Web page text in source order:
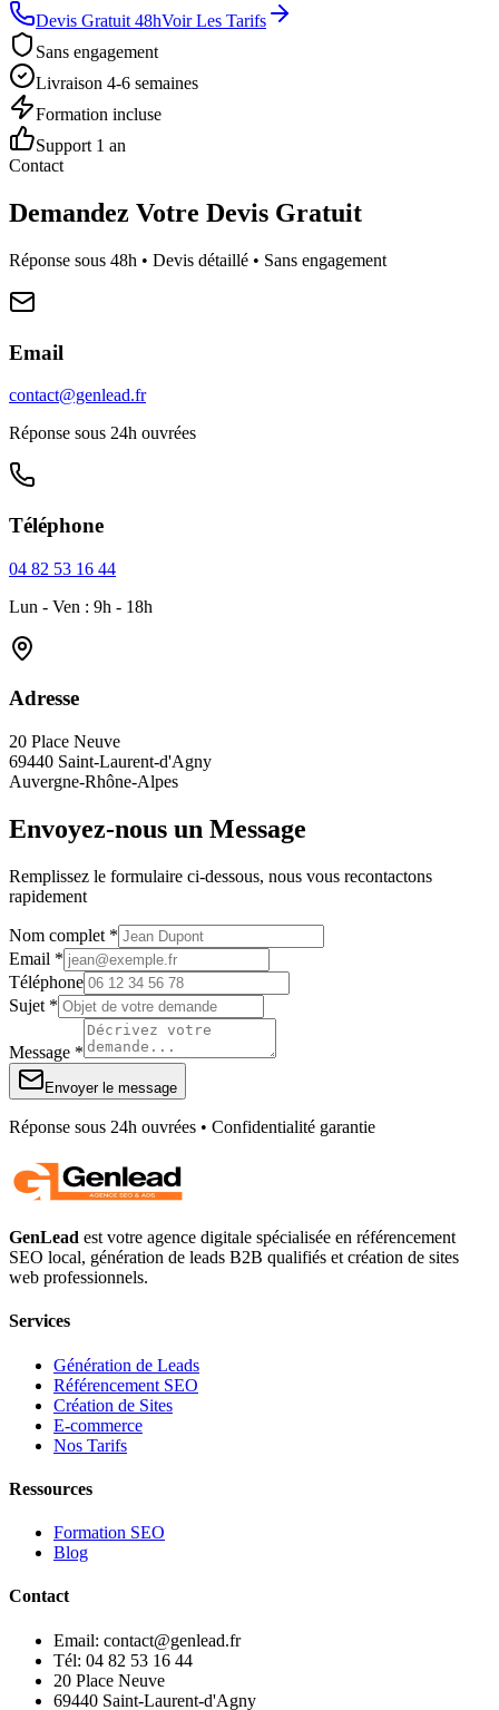
Devis Gratuit 48hVoir Les Tarifs
Sans engagement
Livraison 4-6 semaines
Formation incluse
Support 1 an
Contact
Demandez Votre Devis Gratuit
Réponse sous 48h • Devis détaillé • Sans engagement
Email
contact@genlead.fr
Réponse sous 24h ouvrées
Téléphone
04 82 53 16 44
Lun - Ven : 9h - 18h
Adresse
20 Place Neuve
69440 Saint-Laurent-d'Agny
Auvergne-Rhône-Alpes
Envoyez-nous un Message
Remplissez le formulaire ci-dessous, nous vous recontactons
rapidement
Nom complet *
Email *
Téléphone
Sujet *
Message *
Envoyer le message
Réponse sous 24h ouvrées • Confidentialité garantie
GenLead est votre agence digitale spécialisée en référencement
SEO local, génération de leads B2B qualifiés et création de sites
web professionnels.
Services
Génération de Leads
Référencement SEO
Création de Sites
E-commerce
Nos Tarifs
Ressources
Formation SEO
Blog
Contact
Email: contact@genlead.fr
Tél: 04 82 53 16 44
20 Place Neuve
69440 Saint-Laurent-d'Agny